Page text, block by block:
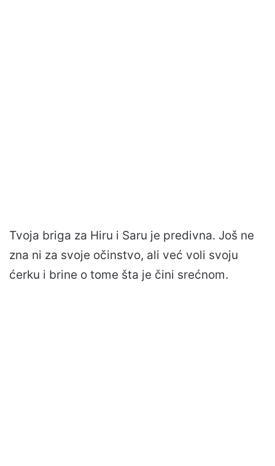
Tvoja briga za Hiru i Saru je predivna. Još ne
zna ni za svoje očinstvo, ali već voli svoju
ćerku i brine o tome šta je čini srećnom.